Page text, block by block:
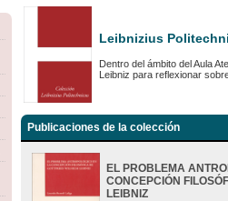
Leibnizius
Dentro del ámbito del Aula
Leibniz para reflexionar
Publicaciones de la colección
EL PROBLEMA
CONCEPCIÓN
LEIBNIZ